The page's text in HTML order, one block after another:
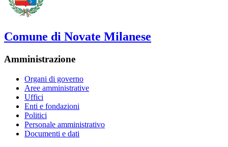
Comune di Novate Milanese
Amministrazione
Organi di governo
Aree amministrative
Uffici
Enti e fondazioni
Politici
Personale amministrativo
Documenti e dati